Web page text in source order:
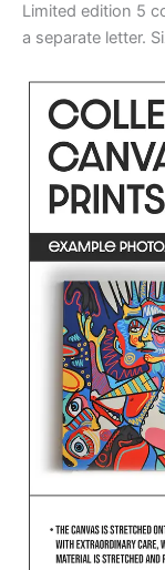
Limited edition 5
a separate letter.